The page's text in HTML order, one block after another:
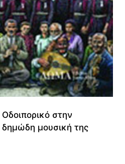
στην
μουσική της